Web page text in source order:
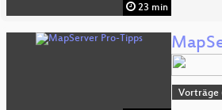
23 min
Vorträge